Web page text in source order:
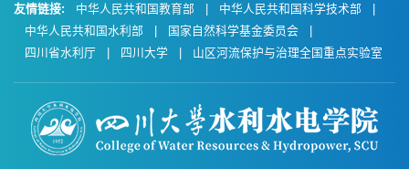
友情链接: 中华人民共和国教育部 中华人民共和国科学技术部
中华人民共和国水利部
国家自然科学基金委员会
四川省水利厅
四川大学 山区河流保护与治理全国重点实验室